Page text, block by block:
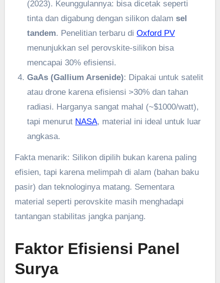
(2023). Keunggulannya: bisa dicetak seperti
tinta dan digabung dengan silikon dalamsel
tandem. Penelitian terbaru diOxford PV
menunjukkan sel perovskite-silikon bisa
mencapai 30% efisiensi.
GaAs (Gallium Arsenide): Dipakai untuk satelit
atau drone karena efisiensi >30% dan tahan
radiasi. Harganya sangat mahal (~$1000/watt),
tapi menurut NASA, material ini ideal untuk luar
angkasa.
Fakta menarik: Silikon dipilih bukan karena paling
efisien, tapi karena melimpah di alam (bahan baku
pasir) dan teknologinya matang. Sementara
material seperti perovskite masih menghadapi
tantangan stabilitas jangka panjang.
Faktor Efisiensi Panel
Surya